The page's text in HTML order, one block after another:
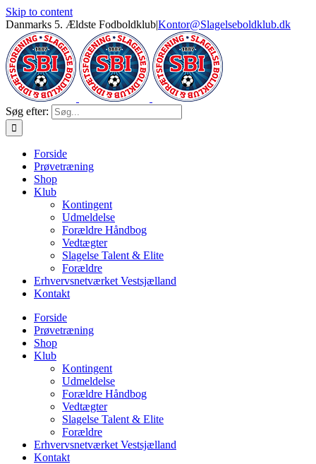
Skip to content
Danmarks 5. Ældste Fodboldklub|Kontor@Slagelseboldklub.dk
Søg efter:
Forside
Prøvetræning
Shop
Klub
Kontingent
Udmeldelse
Forældre Håndbog
Vedtægter
Slagelse Talent & Elite
Forældre
Erhvervsnetværket Vestsjælland
Kontakt
Forside
Prøvetræning
Shop
Klub
Kontingent
Udmeldelse
Forældre Håndbog
Vedtægter
Slagelse Talent & Elite
Forældre
Erhvervsnetværket Vestsjælland
Kontakt